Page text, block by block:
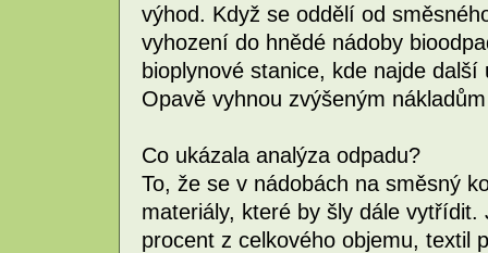
výhod. Když se oddělí od
vyhození do hnědé nádoby
bioplynové stanice, kde najde
Opavě vyhnou zvýšeným
Co ukázala analýza odpadu?
To, že se v nádobách na směsný
materiály, které by šly dále
procent z celkového objemu, textil